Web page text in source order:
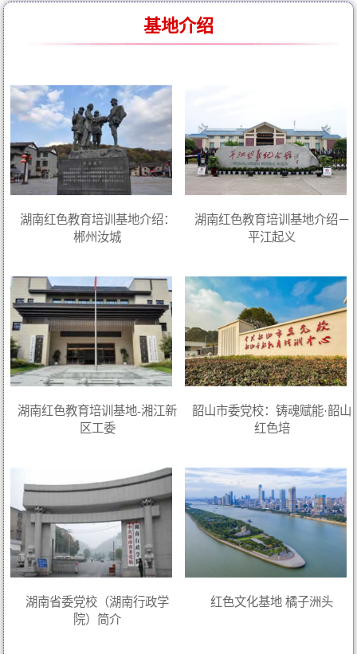
基地介绍
湖南红色教育培训基地介绍：
郴州汝城
湖南红色教育培训基地介绍－
平江起义
湖南红色教育培训基地-湘江新
区工委
韶山市委党校：铸魂赋能·韶山
红色培
湖南省委党校（湖南行政学
院）简介
红色文化基地 橘子洲头